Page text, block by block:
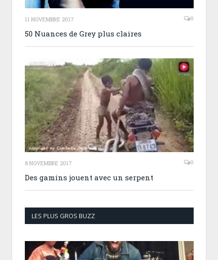
11 NOVEMBRE 2017 0
50 Nuances de Grey plus claires
8 NOVEMBRE 2017 0
Des gamins jouent avec un serpent
LES PLUS GROS BUZZ